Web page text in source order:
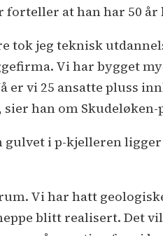
forteller at han har 50
tok jeg teknisk
Vi har bygget
vi 25 ansatte pluss
han om
i p-kjelleren
Vi har hatt
blitt realisert. Det